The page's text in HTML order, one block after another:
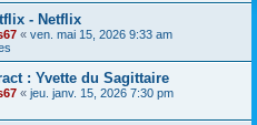
- Netflix
« ven. mai 15, 2026 9:33 am
: Yvette du Sagittaire
« jeu. janv. 15, 2026 7:30 pm